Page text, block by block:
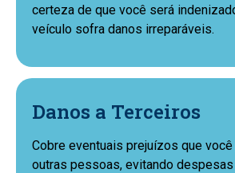
certeza de que você será
veículo sofra danos irreparáveis.
Danos a Terceiros
Cobre eventuais prejuízos que
outras pessoas, evitando